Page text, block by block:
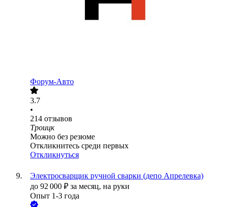
Форум-Авто
3.7
•
214 отзывов
Троицк
Можно без резюме
Откликнитесь среди первых
Откликнуться
Электросварщик ручной сварки (депо Апрелевка)
до 92 000 ₽ за месяц, на руки
Опыт 1-3 года